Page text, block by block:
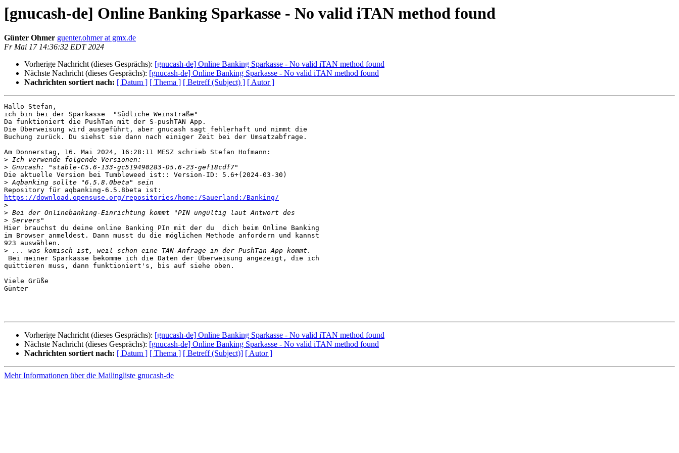
[gnucash-de] Online Banking Sparkasse - No valid iTAN method found
Günter Ohmer guenter.ohmer at gmx.de
Fr Mai 17 14:36:32 EDT 2024
Vorherige Nachricht (dieses Gesprächs): [gnucash-de] Online Banking Sparkasse - No valid iTAN method found
Nächste Nachricht (dieses Gesprächs): [gnucash-de] Online Banking Sparkasse - No valid iTAN method found
Nachrichten sortiert nach: [ Datum ] [ Thema ] [ Betreff (Subject) ] [ Autor ]
Hallo Stefan,
ich bin bei der Sparkasse  "Südliche Weinstraße"
Da funktioniert die PushTan mit der S-pushTAN App.
Die Überweisung wird ausgeführt, aber gnucash sagt fehlerhaft und nimmt die
Buchung zurück. Du siehst sie dann nach einiger Zeit bei der Umsatzabfrage.
Am Donnerstag, 16. Mai 2024, 16:28:11 MESZ schrieb Stefan Hofmann:
>
>
Die aktuelle Version bei Tumbleweed ist:: Version-ID: 5.6+(2024-03-30)
>
https://download.opensuse.org/repositories/home:/Sauerland:/Banking/
>
>
>
Hier brauchst du deine online Banking PIn mit der du  dich beim Online Banking
im Browser anmeldest. Dann musst du die möglichen Methode anfordern und kannst
923 auswählen.
>
quittieren muss, dann funktioniert's, bis auf siehe oben.
Viele Grüße
Günter
Vorherige Nachricht (dieses Gesprächs): [gnucash-de] Online Banking Sparkasse - No valid iTAN method found
Nächste Nachricht (dieses Gesprächs): [gnucash-de] Online Banking Sparkasse - No valid iTAN method found
Nachrichten sortiert nach: [ Datum ] [ Thema ] [ Betreff (Subject)] [ Autor ]
Mehr Informationen über die Mailingliste gnucash-de